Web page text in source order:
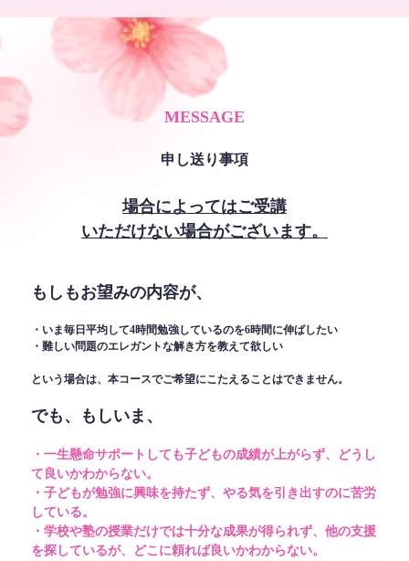
MESSAGE
申し送り事項
場合によってはご受講
いただけない場合がございます。
もしもお望みの内容が、
・いま毎日平均して4時間勉強しているのを6時間に伸ばしたい
・難しい問題のエレガントな解き方を教えて欲しい
という場合は、本コースでご希望にこたえることはできません。
でも、もしいま、
・一生懸命サポートしても子どもの成績が上がらず、どうし
て良いかわからない。
・子どもが勉強に興味を持たず、やる気を引き出すのに苦労
している。
・学校や塾の授業だけでは十分な成果が得られず、他の支援
を探しているが、どこに頼れば良いかわからない。